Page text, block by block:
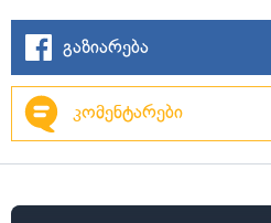
გაზიარება
კომენტარები